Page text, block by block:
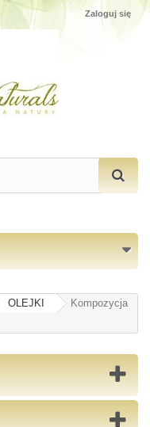
Zaloguj się
OLEJKI
Kompozycja